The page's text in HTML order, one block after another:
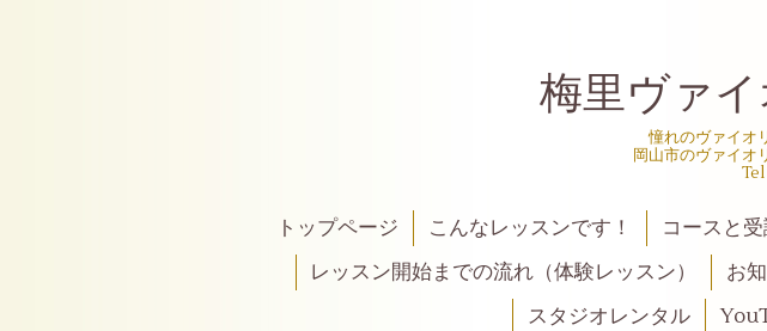
梅里ヴァ
憧れのヴァイオ
岡山市のヴァイオ
Tel
トップページ こんなレッスンです！ コースと
レッスン開始までの流れ（体験レッスン）
お
スタジオレンタル